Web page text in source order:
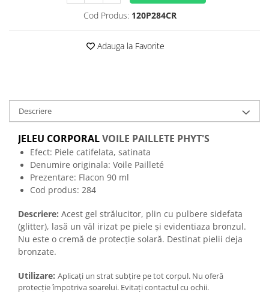
Cod Produs: 120P284CR
Adauga la Favorite
Descriere
JELEU CORPORALVOILE PAILLETE PHYT'S
Efect: Piele catifelata, satinata
Denumire originala: Voile Pailleté
Prezentare: Flacon 90 ml
Cod produs: 284
Descriere: Acest gel strălucitor, plin cu pulbere sidefata
(glitter), lasă un văl irizat pe piele și evidentiaza bronzul.
Nu este o cremă de protecție solară. Destinat pielii deja
bronzate.
Utilizare: Aplicați un strat subțire pe tot corpul. Nu oferă
protecție împotriva soarelui. Evitați contactul cu ochii.